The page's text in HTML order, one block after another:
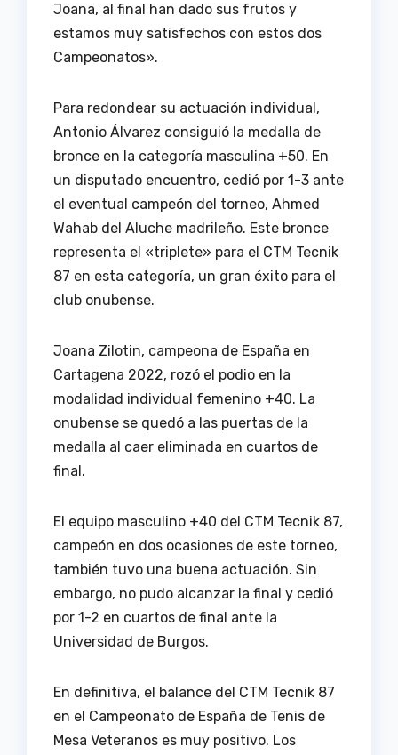
Joana, al final han dado sus frutos y
estamos muy satisfechos con estos dos
Campeonatos».
Para redondear su actuación individual,
Antonio Álvarez consiguió la medalla de
bronce en la categoría masculina +50. En
un disputado encuentro, cedió por 1-3 ante
el eventual campeón del torneo, Ahmed
Wahab del Aluche madrileño. Este bronce
representa el «triplete» para el CTM Tecnik
87 en esta categoría, un gran éxito para el
club onubense.
Joana Zilotin, campeona de España en
Cartagena 2022, rozó el podio en la
modalidad individual femenino +40. La
onubense se quedó a las puertas de la
medalla al caer eliminada en cuartos de
final.
El equipo masculino +40 del CTM Tecnik 87,
campeón en dos ocasiones de este torneo,
también tuvo una buena actuación. Sin
embargo, no pudo alcanzar la final y cedió
por 1-2 en cuartos de final ante la
Universidad de Burgos.
En definitiva, el balance del CTM Tecnik 87
en el Campeonato de España de Tenis de
Mesa Veteranos es muy positivo. Los